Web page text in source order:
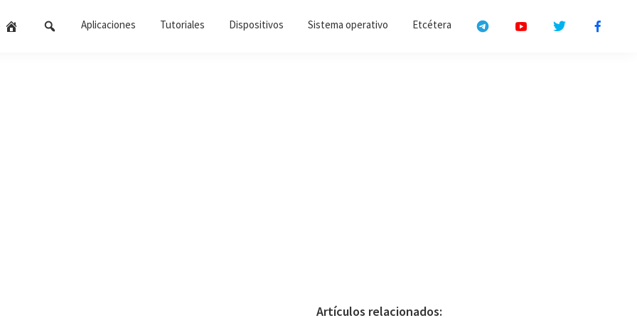
Aplicaciones Tutoriales Dispositivos Sistema operativo Etcétera
Artículos relacionados: